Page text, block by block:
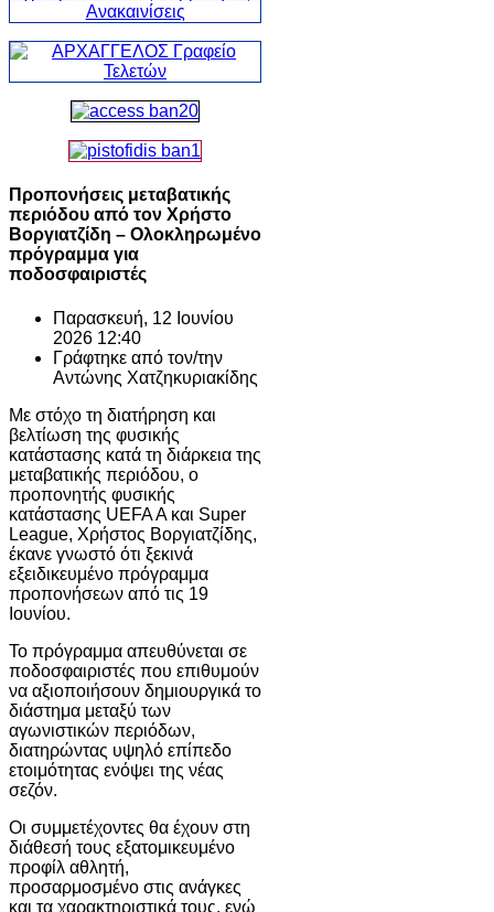
Προπονήσεις μεταβατικής
περιόδου από τον Χρήστο
Βοργιατζίδη – Ολοκληρωμένο
πρόγραμμα για
ποδοσφαιριστές
Παρασκευή, 12 Ιουνίου
2026 12:40
Γράφτηκε από τον/την
Αντώνης Χατζηκυριακίδης
Με στόχο τη διατήρηση και
βελτίωση της φυσικής
κατάστασης κατά τη διάρκεια της
μεταβατικής περιόδου, ο
προπονητής φυσικής
κατάστασης UEFA A και Super
League, Χρήστος Βοργιατζίδης,
έκανε γνωστό ότι ξεκινά
εξειδικευμένο πρόγραμμα
προπονήσεων από τις 19
Ιουνίου.
Το πρόγραμμα απευθύνεται σε
ποδοσφαιριστές που επιθυμούν
να αξιοποιήσουν δημιουργικά το
διάστημα μεταξύ των
αγωνιστικών περιόδων,
διατηρώντας υψηλό επίπεδο
ετοιμότητας ενόψει της νέας
σεζόν.
Οι συμμετέχοντες θα έχουν στη
διάθεσή τους εξατομικευμένο
προφίλ αθλητή,
προσαρμοσμένο στις ανάγκες
και τα χαρακτηριστικά τους, ενώ